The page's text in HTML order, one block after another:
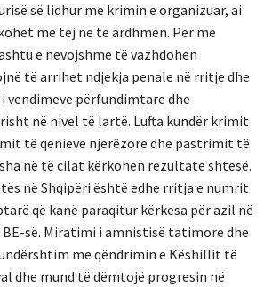
së lidhur me krimin e organizuar, ai
më tej në të ardhmen. Për më
e nevojshme të vazhdohen
të arrihet ndjekja penale në rritje dhe
vendimeve përfundimtare dhe
në nivel të lartë. Lufta kundër krimit
të qenieve njerëzore dhe pastrimit të
në të cilat kërkohen rezultate shtesë.
në Shqipëri është edhe rritja e numrit
që kanë paraqitur kërkesa për azil në
së. Miratimi i amnistisë tatimore dhe
me qëndrimin e Këshillit të
dhe mund të dëmtojë progresin në